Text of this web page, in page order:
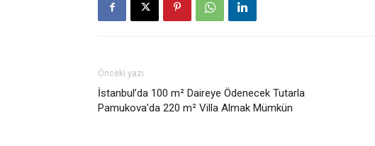
Önceki yazı
İstanbul’da 100 m² Daireye Ödenecek Tutarla
Pamukova’da 220 m² Villa Almak Mümkün